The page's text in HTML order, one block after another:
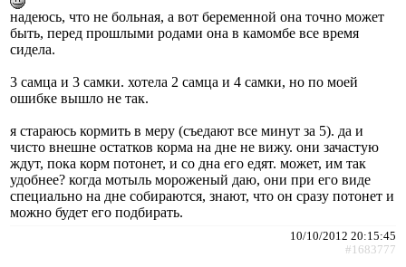
надеюсь, что не больная, а вот беременной она точно может
быть, перед прошлыми родами она в камомбе все время
сидела.
3 самца и 3 самки. хотела 2 самца и 4 самки, но по моей
ошибке вышло не так.
я стараюсь кормить в меру (съедают все минут за 5). да и
чисто внешне остатков корма на дне не вижу. они зачастую
ждут, пока корм потонет, и со дна его едят. может, им так
удобнее? когда мотыль мороженый даю, они при его виде
специально на дне собираются, знают, что он сразу потонет и
можно будет его подбирать.
10/10/2012 20:15:45
#1683777